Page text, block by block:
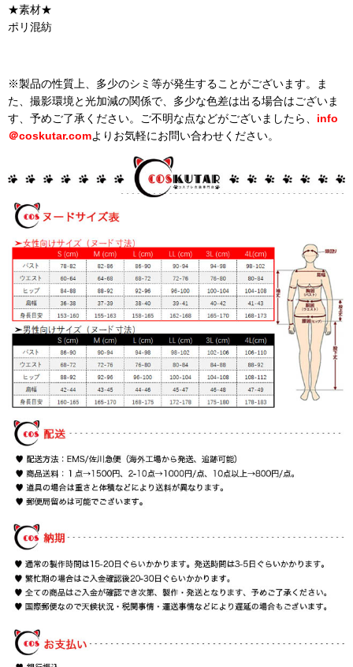
★素材★
ポリ混紡
※製品の性質上、多少のシミ等が発生することがございます。ま
た、撮影環境と光加減の関係で、多少な色差は出る場合はございま
す、予めご了承ください。ご不明な点などがございましたら、 info
＠coskutar.comよりお気軽にお問い合わせください。